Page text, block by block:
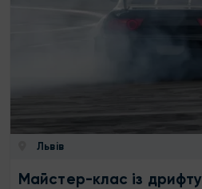
Львів
Майстер-клас із дрифту